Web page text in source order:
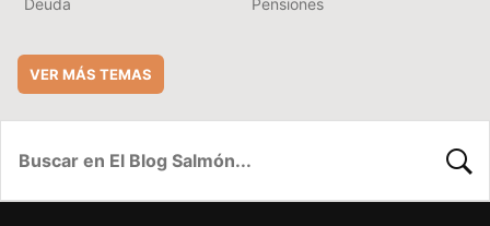
Deuda Pensiones
VER MÁS TEMAS